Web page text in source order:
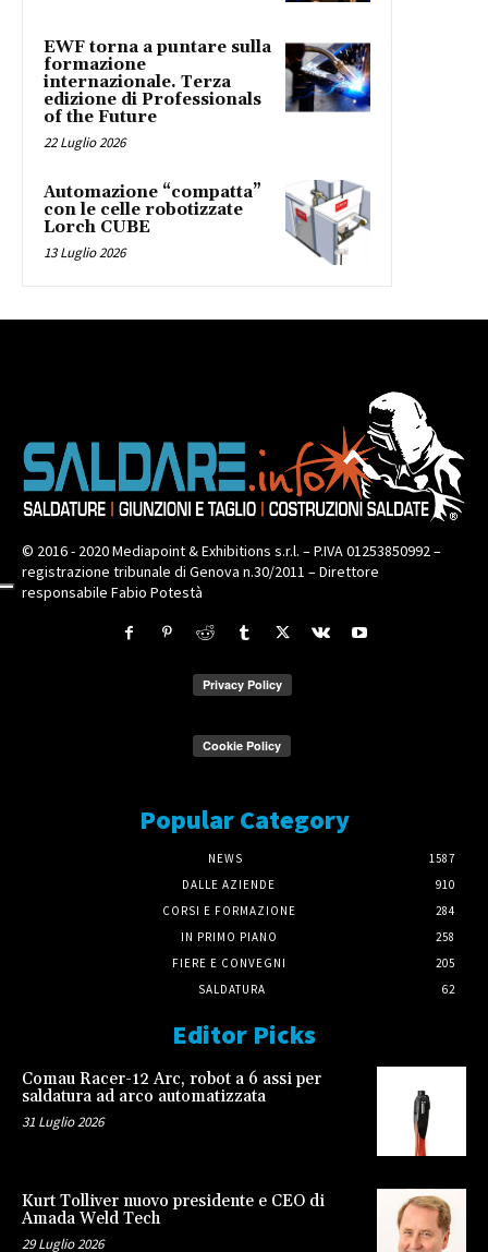
EWF torna a puntare sulla
formazione
internazionale. Terza
edizione di Professionals
of the Future
22 Luglio 2026
Automazione “compatta”
con le celle robotizzate
Lorch CUBE
13 Luglio 2026
© 2016 - 2020 Mediapoint & Exhibitions s.r.l. – P.IVA 01253850992 –
registrazione tribunale di Genova n.30/2011 – Direttore
responsabile Fabio Potestà
Popular Category
NEWS
1587
DALLE AZIENDE
910
CORSI E FORMAZIONE
284
IN PRIMO PIANO
258
FIERE E CONVEGNI
205
SALDATURA
62
Editor Picks
Comau Racer-12 Arc, robot a 6 assi per
saldatura ad arco automatizzata
31 Luglio 2026
Kurt Tolliver nuovo presidente e CEO di
Amada Weld Tech
29 Luglio 2026